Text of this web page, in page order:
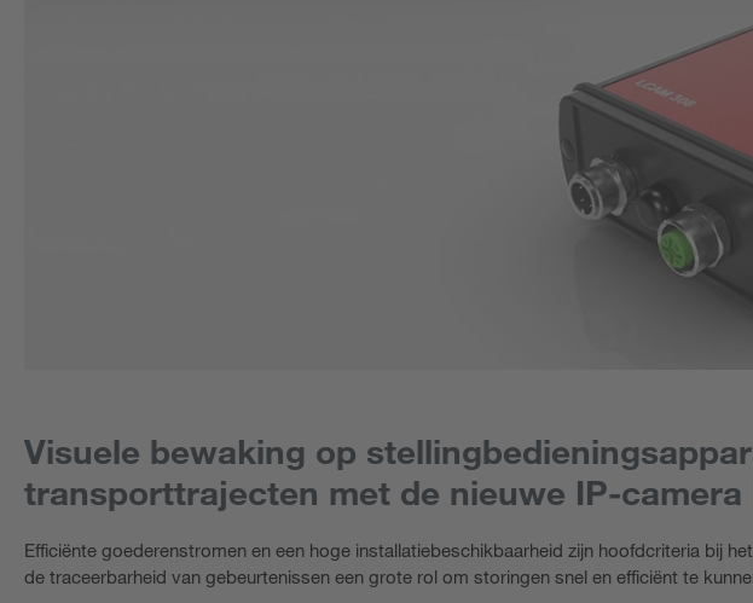
Visuele bewaking op
transporttrajecten met de nieuwe IP-camera
Efficiënte goederenstromen en een hoge installatiebeschikbaarheid zijn hoofdcriteria bij
de traceerbarheid van gebeurtenissen een grote rol om storingen snel en efficiënt te